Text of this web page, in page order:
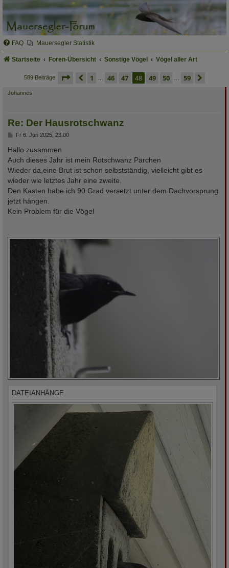
FAQ Mauersegler Statistik
Startseite Foren-Übersicht Sonstige Vögel Vögel aller Art
589 Beiträge seite 48 von 59
vorherige
1 46 47 48 49 50 59
Johannes
Re: Der Hausrotschwanz
B
i
t
r
a
g
Fr 6. Jun 2025, 23:00
Hallo zusammen
Auch dieses Jahr ist mein Rotschwanz Pärchen
Wieder da,eine Brut ist schon selbstständig, vielleicht gibt es
wieder wie letztes Jahr eine zweite.
Den Kasten habe ich 90 Grad versetzt unter dem Dachvorsprung
jetzt hängen.
Kein Problem für die Vögel
DATEIANHÄNGE